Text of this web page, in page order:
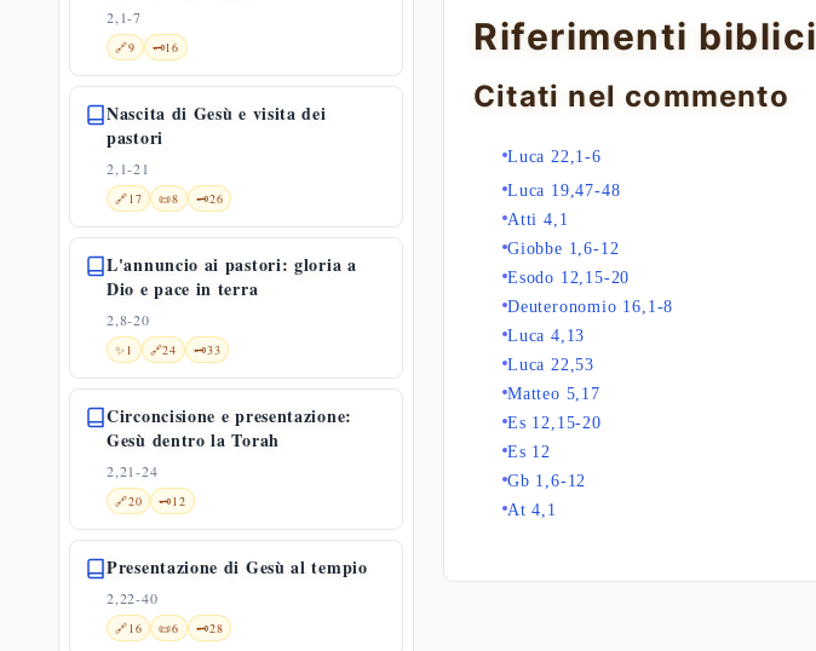
2,1-7
🔗9 🗝️16
Nascita di Gesù e visita dei
pastori
2,1-21
🔗17 📜8 🗝️26
L'annuncio ai pastori: gloria a
Dio e pace in terra
2,8-20
✨1 🔗24 🗝️33
Circoncisione e presentazione:
Gesù dentro la Torah
2,21-24
🔗20 🗝️12
Presentazione di Gesù al tempio
2,22-40
🔗16 📜6 🗝️28
Riferimenti biblici
Citati nel commento
Luca 22,1-6
Luca 19,47-48
Atti 4,1
Giobbe 1,6-12
Esodo 12,15-20
Deuteronomio 16,1-8
Luca 4,13
Luca 22,53
Matteo 5,17
Es 12,15-20
Es 12
Gb 1,6-12
At 4,1